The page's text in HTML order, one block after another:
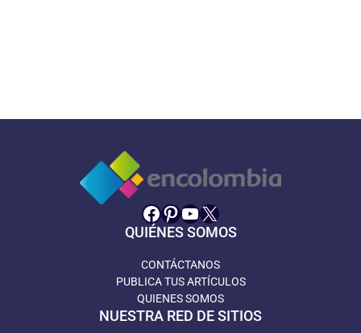
Facebook
Pinterest
YouTube
X
QUIÉNES SOMOS
CONTÁCTANOS
PUBLICA TUS ARTÍCULOS
QUIENES SOMOS
NUESTRA RED DE SITIOS